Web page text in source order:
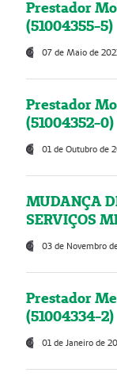
Prestador
(51004355-5)
07 de Maio de
Prestador
(51004352-0)
01 de Outubro de
MUDANÇA
SERVIÇOS
03 de Novembro
Prestador
(51004334-2)
01 de Janeiro de